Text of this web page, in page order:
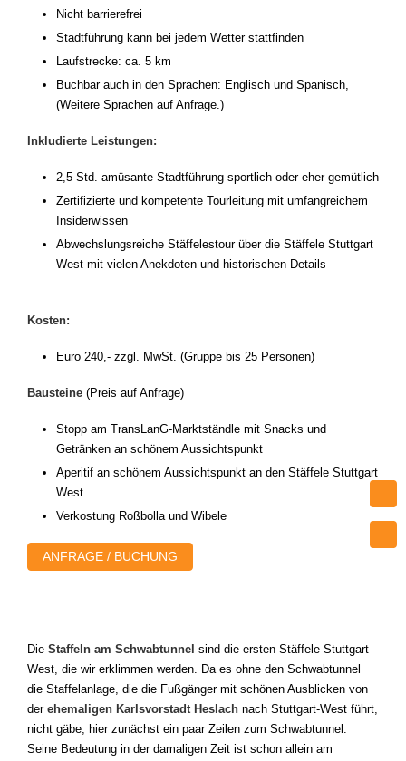
Nicht barrierefrei
Stadtführung kann bei jedem Wetter stattfinden
Laufstrecke: ca. 5 km
Buchbar auch in den Sprachen: Englisch und Spanisch,
(Weitere Sprachen auf Anfrage.)
Inkludierte Leistungen:
2,5 Std. amüsante Stadtführung sportlich oder eher gemütlich
Zertifizierte und kompetente Tourleitung mit umfangreichem
Insiderwissen
Abwechslungsreiche Stäffelestour über die Stäffele Stuttgart
West mit vielen Anekdoten und historischen Details
Kosten:
Euro 240,- zzgl. MwSt. (Gruppe bis 25 Personen)
Bausteine (Preis auf Anfrage)
Stopp am TransLanG-Marktständle mit Snacks und
Getränken an schönem Aussichtspunkt
Aperitif an schönem Aussichtspunkt an den Stäffele Stuttgart
West
Verkostung Roßbolla und Wibele
ANFRAGE / BUCHUNG
Die Staffeln am Schwabtunnel sind die ersten Stäffele Stuttgart
West, die wir erklimmen werden. Da es ohne den Schwabtunnel
die Staffelanlage, die die Fußgänger mit schönen Ausblicken von
der ehemaligen Karlsvorstadt Heslach nach Stuttgart-West führt,
nicht gäbe, hier zunächst ein paar Zeilen zum Schwabtunnel.
Seine Bedeutung in der damaligen Zeit ist schon allein am